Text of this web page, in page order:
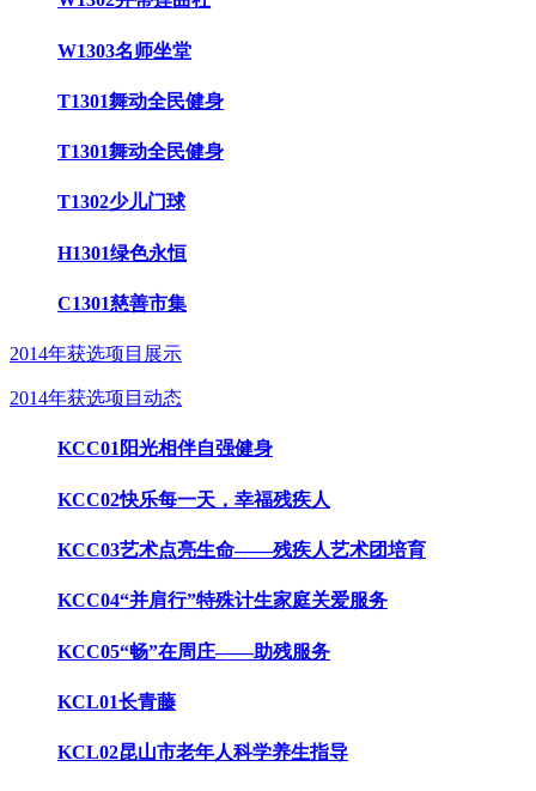
W1303名师坐堂
T1301舞动全民健身
T1301舞动全民健身
T1302少儿门球
H1301绿色永恒
C1301慈善市集
2014年获选项目展示
2014年获选项目动态
KCC01阳光相伴自强健身
KCC02快乐每一天，幸福残疾人
KCC03艺术点亮生命——残疾人艺术团培育
KCC04“并肩行”特殊计生家庭关爱服务
KCC05“畅”在周庄——助残服务
KCL01长青藤
KCL02昆山市老年人科学养生指导